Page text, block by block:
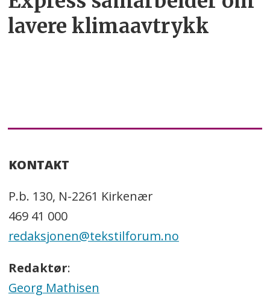
lavere klimaavtrykk
KONTAKT
P.b. 130, N-2261 Kirkenær
469 41 000
redaksjonen@tekstilforum.no
Redaktør:
Georg Mathisen